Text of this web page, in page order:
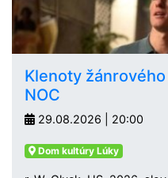
Klenoty
NOC
29.08.2026 | 20:00
Dom kultúry Lúky